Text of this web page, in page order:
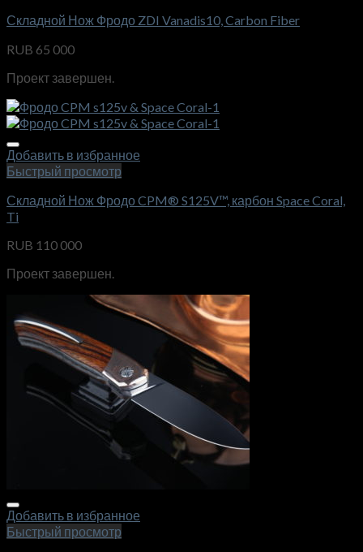
Складной Нож Фродо ZDI Vanadis10, Carbon Fiber
RUB 65 000
Проект завершен.
Добавить в избранное
Быстрый просмотр
Складной Нож Фродо CPM® S125V™, карбон Space Coral,
Ti
RUB 110 000
Проект завершен.
Добавить в избранное
Быстрый просмотр